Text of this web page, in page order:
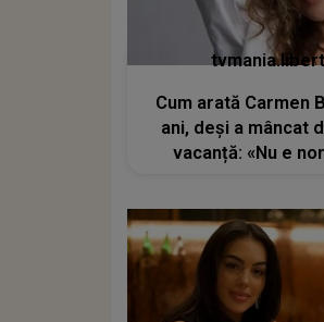
Cum arată Carmen
ani, deși a mâncat
vacanță: «Nu e